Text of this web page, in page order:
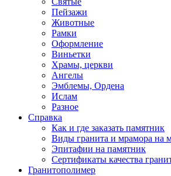
Пейзажи
Животные
Рамки
Оформление
Виньетки
Храмы, церкви
Ангелы
Эмблемы, Ордена
Ислам
Разное
Справка
Как и где заказать памятник
Виды гранита и мрамора на
Эпитафии на памятник
Сертификаты качества
Гранитополимер